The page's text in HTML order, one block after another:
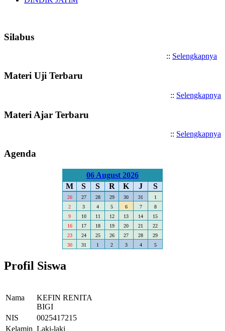
Silabus
:: Selengkapnya
Materi Uji Terbaru
:: Selengkapnya
Materi Ajar Terbaru
:: Selengkapnya
Agenda
06 August 2026
M
S S R K J S
26 27 28 29 30 31
1
2
3 4 5 6 7
8
9
10 11 12 13 14
15
16
17 18 19 20 21
22
23
24 25 26 27 28
29
30
31 1 2 3 4 5
Profil Siswa
Nama
KEFIN RENITA
BIGI
NIS
0025417215
Kelamin Laki-laki